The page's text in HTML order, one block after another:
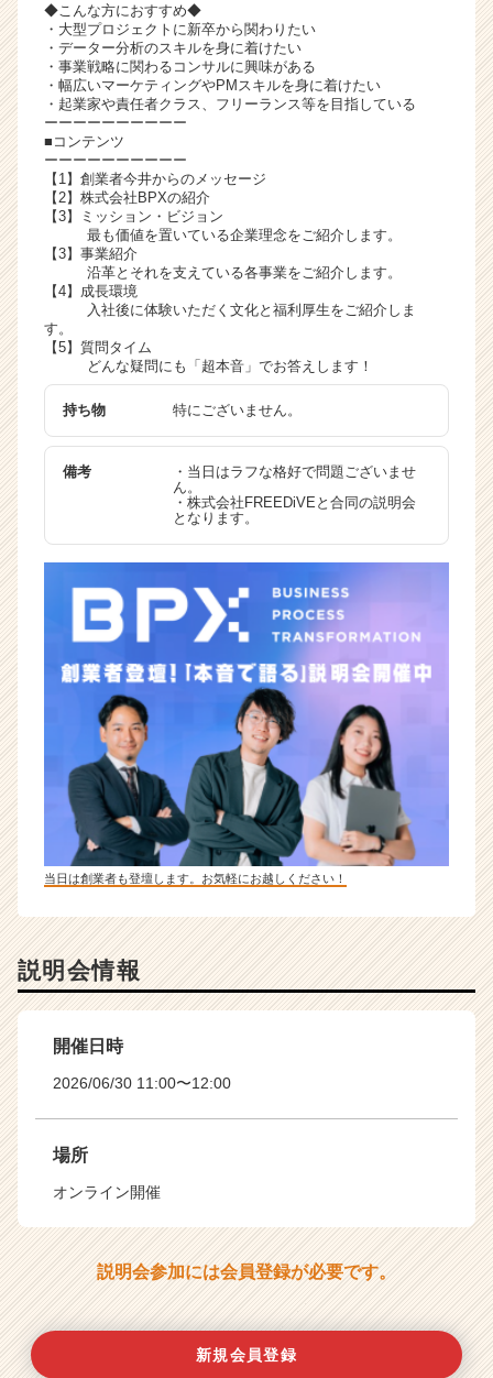
◆こんな方におすすめ◆
・大型プロジェクトに新卒から関わりたい
・データー分析のスキルを身に着けたい
・事業戦略に関わるコンサルに興味がある
・幅広いマーケティングやPMスキルを身に着けたい
・起業家や責任者クラス、フリーランス等を目指している
ーーーーーーーーーー
■コンテンツ
ーーーーーーーーーー
【1】創業者今井からのメッセージ
【2】株式会社BPXの紹介
【3】ミッション・ビジョン
最も価値を置いている企業理念をご紹介します。
【3】事業紹介
沿革とそれを支えている各事業をご紹介します。
【4】成長環境
入社後に体験いただく文化と福利厚生をご紹介しま
す。
【5】質問タイム
どんな疑問にも「超本音」でお答えします！
持ち物 特にございません。
備考
・当日はラフな格好で問題ございませ
ん。
・株式会社FREEDiVEと合同の説明会
となります。
当日は創業者も登壇します。お気軽にお越しください！
説明会情報
開催日時
2026/06/30 11:00〜12:00
場所
オンライン開催
説明会参加には会員登録が必要です。
新規会員登録